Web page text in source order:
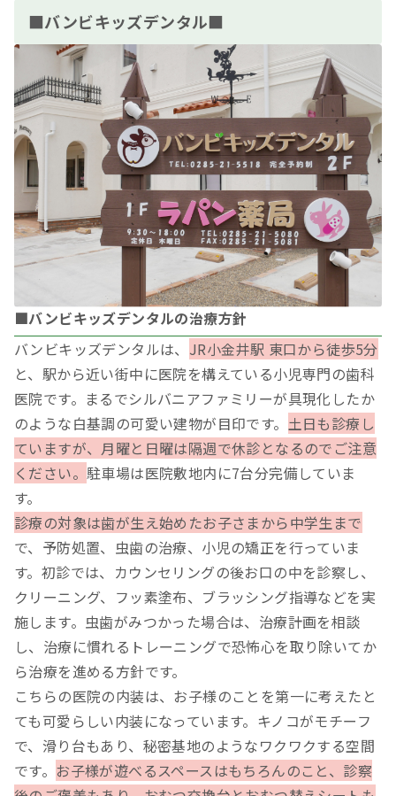
■バンビキッズデンタル■
■バンビキッズデンタルの治療方針
バンビキッズデンタルは、 JR小金井駅 東口から徒歩5分
と、駅から近い街中に医院を構えている小児専門の歯科
医院です。まるでシルバニアファミリーが具現化したか
のような白基調の可愛い建物が目印です。 土日も診療し
ていますが、月曜と日曜は隔週で休診となるのでご注意
ください。 駐車場は医院敷地内に7台分完備していま
す。
診療の対象は歯が生え始めたお子さまから中学生まで
で、予防処置、虫歯の治療、小児の矯正を行っていま
す。初診では、カウンセリングの後お口の中を診察し、
クリーニング、フッ素塗布、ブラッシング指導などを実
施します。虫歯がみつかった場合は、治療計画を相談
し、治療に慣れるトレーニングで恐怖心を取り除いてか
ら治療を進める方針です。
こちらの医院の内装は、お子様のことを第一に考えたと
ても可愛らしい内装になっています。キノコがモチーフ
で、滑り台もあり、秘密基地のようなワクワクする空間
です。 お子様が遊べるスペースはもちろんのこと、診察